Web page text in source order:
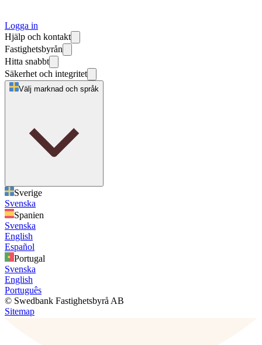
Logga in
Hjälp och kontakt
Fastighetsbyrån
Hitta snabbt
Säkerhet och integritet
Välj marknad och språk
Sverige
Svenska
Spanien
Svenska
English
Español
Portugal
Svenska
English
Português
© Swedbank Fastighetsbyrå AB
Sitemap